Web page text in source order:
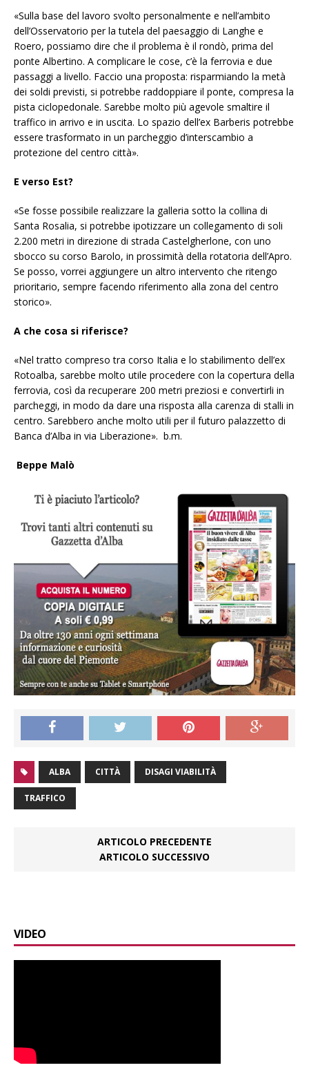
«Sulla base del lavoro svolto personalmente e nell’ambito
dell’Osservatorio per la tutela del paesaggio di Langhe e
Roero, possiamo dire che il problema è il rondò, prima del
ponte Albertino. A complicare le cose, c’è la ferrovia e due
passaggi a livello. Faccio una proposta: risparmiando la metà
dei soldi previsti, si potrebbe raddoppiare il ponte, compresa la
pista ciclopedonale. Sarebbe molto più agevole smaltire il
traffico in arrivo e in uscita. Lo spazio dell’ex Barberis potrebbe
essere trasformato in un parcheggio d’interscambio a
protezione del centro città».
E verso Est?
«Se fosse possibile realizzare la galleria sotto la collina di
Santa Rosalia, si potrebbe ipotizzare un collegamento di soli
2.200 metri in direzione di strada Castelgherlone, con uno
sbocco su corso Barolo, in prossimità della rotatoria dell’Apro.
Se posso, vorrei aggiungere un altro intervento che ritengo
prioritario, sempre facendo riferimento alla zona del centro
storico».
A che cosa si riferisce?
«Nel tratto compreso tra corso Italia e lo stabilimento dell’ex
Rotoalba, sarebbe molto utile procedere con la copertura della
ferrovia, così da recuperare 200 metri preziosi e convertirli in
parcheggi, in modo da dare una risposta alla carenza di stalli in
centro. Sarebbero anche molto utili per il futuro palazzetto di
Banca d’Alba in via Liberazione». b.m.
Beppe Malò
ALBA CITTÀ DISAGI VIABILITÀ
TRAFFICO
ARTICOLO PRECEDENTE
ARTICOLO SUCCESSIVO
VIDEO